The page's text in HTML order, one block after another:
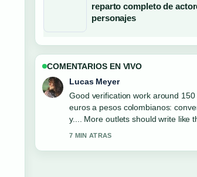
reparto completo de
personajes
COMENTARIOS EN VIVO
Lucas Meyer
Good verification work around 150
euros a pesos colombianos:
y.... More outlets should write like
7 MIN ATRAS